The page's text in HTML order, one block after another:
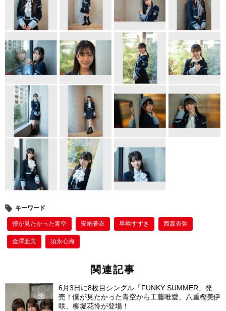
b
o
o
k
st
キーワード
僕が⾒たかった⻘空 安納蒼衣 早﨑すずき 西森杏弥
金澤亜美 須永心海
関連記事
6月3日に8枚目シングル「FUNKY SUMMER」発
売！僕が見たかった青空から工藤唯愛、八重樫美伊
咲、柳堀花怜が登場！